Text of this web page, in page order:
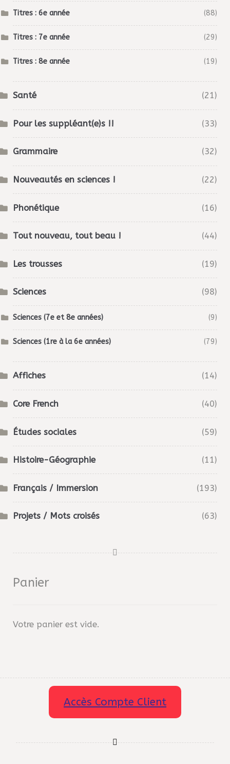
Titres : 6e année (88)
Titres : 7e année (29)
Titres : 8e année (19)
Santé (21)
Pour les suppléant(e)s !! (33)
Grammaire (32)
Nouveautés en sciences ! (22)
Phonétique (16)
Tout nouveau, tout beau ! (44)
Les trousses (19)
Sciences (98)
Sciences (7e et 8e années) (9)
Sciences (1re à la 6e années) (79)
Affiches (14)
Core French (40)
Études sociales (59)
Histoire-Géographie (11)
Français / Immersion (193)
Projets / Mots croisés (63)
Panier
Votre panier est vide.
Accès Compte Client